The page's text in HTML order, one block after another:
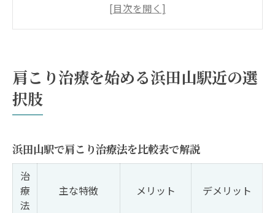
整体・整骨院で肩こり治療を始める流れ
整体やマッサージで肩こり改善を実感
肩こりに効く施術の特徴と選び方
肩こり改善を目指すなら体験談も参考に
肩こり治療の流れと施術後の変化とは
肩こり治療を始める浜田山駅近の選
択肢
浜田山駅で肩こり治療法を比較表で解説
治
療
法
主な特徴 メリット デメリット